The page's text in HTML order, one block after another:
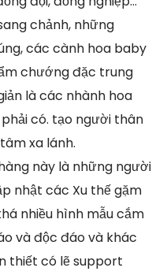
chảnh, những
các cành hoa baby
chướng đặc trung
là các nhành hoa
có. tạo người thân
xa lánh.
này là những người
nhật các Xu thế gặm
nhiều hình mẫu cắm
và độc đáo và khác
thiết có lẽ support